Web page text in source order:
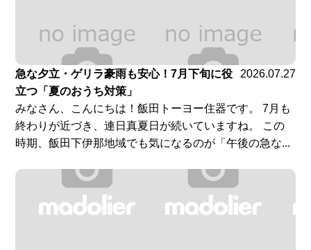
急な夕立・ゲリラ豪雨も安心！7月下旬に役
立つ「夏のおうち対策」
2026.07.27
みなさん、こんにちは！飯田トーヨー住器です。 7月も
終わりが近づき、連日真夏日が続いていますね。 この
時期、飯田下伊那地域でも気になるのが「午後の急な...